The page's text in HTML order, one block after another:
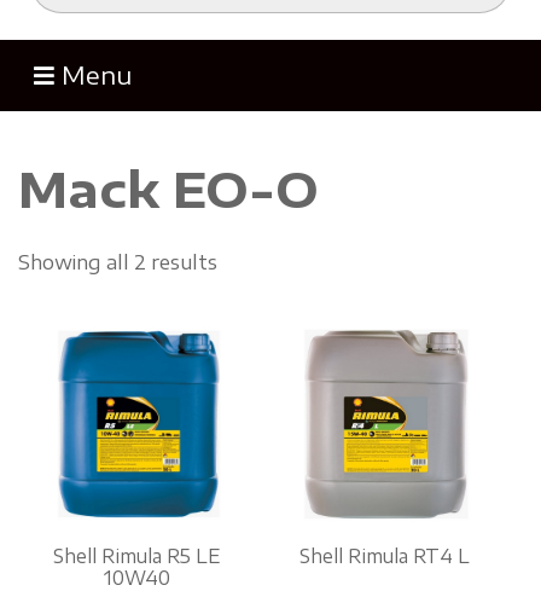
Menu
Mack EO-O
Showing all 2 results
Shell Rimula R5 LE
10W40
Shell Rimula RT4 L